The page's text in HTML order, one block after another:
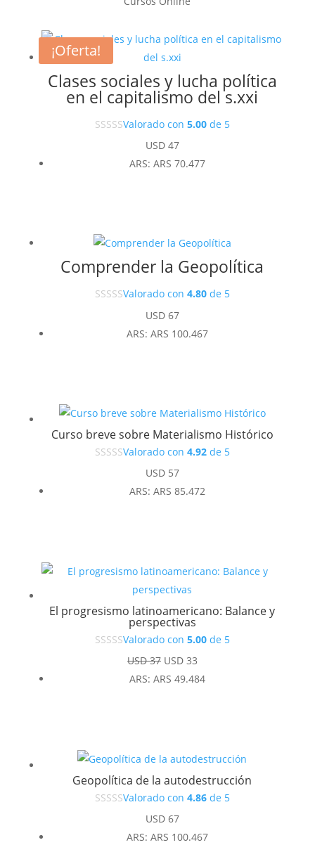
Clases sociales y lucha política
en el capitalismo del s.xxi
Valorado con 5.00de 5
USD47
ARS: ARS 70.477
Comprender la Geopolítica
Valorado con 4.80de 5
USD67
ARS: ARS 100.467
Curso breve sobre Materialismo Histórico
Valorado con 4.92de 5
USD57
ARS: ARS 85.472
¡Oferta!
El progresismo latinoamericano: Balance y
perspectivas
Valorado con 5.00de 5
USD37 El
precio
USD33El
precio
ARS: ARS 49.484
Geopolítica de la autodestrucción
Valorado con 4.86de 5
USD67
ARS: ARS 100.467